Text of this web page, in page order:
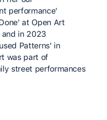
performance'
at Open Art
in 2023
Patterns' in
was part of
street performances